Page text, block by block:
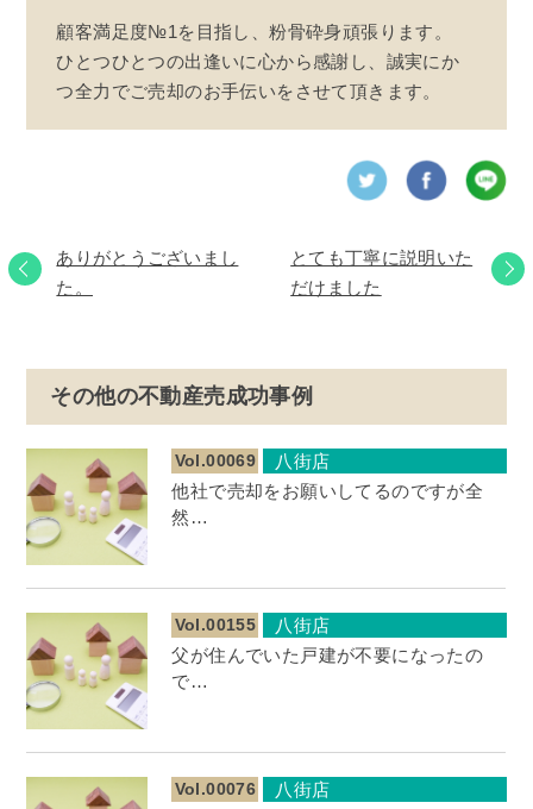
顧客満足度№1を目指し、粉骨砕身頑張ります。
ひとつひとつの出逢いに心から感謝し、誠実にか
つ全力でご売却のお手伝いをさせて頂きます。
ありがとうございまし
た。
とても丁寧に説明いた
だけました
その他の不動産売成功事例
Vol.00069
八街店
他社で売却をお願いしてるのですが全
然…
Vol.00155
八街店
父が住んでいた戸建が不要になったの
で…
Vol.00076
八街店